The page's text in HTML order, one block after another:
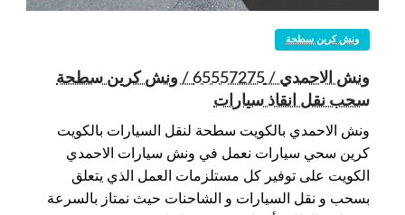
ونش كرين سطحة
ونش الاحمدي / 65557275 / ونش كرين سطحة
سحب نقل انقاذ سيارات
ونش الاحمدي بالكويت سطحة لنقل السيارات بالكويت
كرين سحي سيارات نعمل في ونش سيارات الاحمدي
الكويت على توفير كل مستلزمات العمل الذي يتعلق
بسحب و نقل السيارات و الشاحنات حيث نمتاز بالسرعة